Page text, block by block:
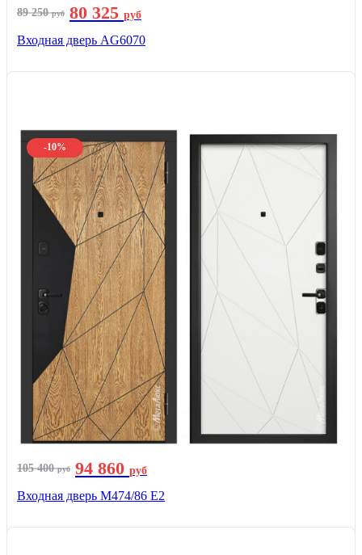
89 250руб 80 325 руб
Входная дверь AG6070
-10%
105 400руб 94 860 руб
Входная дверь М474/86 Е2